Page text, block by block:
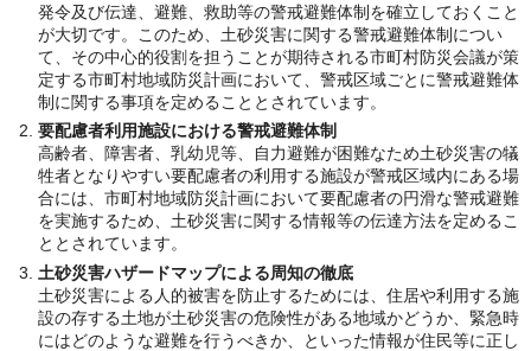
発令及び伝達、避難、救助等の警戒避難体制を確立しておくこと
が大切です。このため、土砂災害に関する警戒避難体制につい
て、その中心的役割を担うことが期待される市町村防災会議が策
定する市町村地域防災計画において、警戒区域ごとに警戒避難体
制に関する事項を定めることとされています。
要配慮者利用施設における警戒避難体制
高齢者、障害者、乳幼児等、自力避難が困難なため土砂災害の犠
牲者となりやすい要配慮者の利用する施設が警戒区域内にある場
合には、市町村地域防災計画において要配慮者の円滑な警戒避難
を実施するため、土砂災害に関する情報等の伝達方法を定めるこ
ととされています。
土砂災害ハザードマップによる周知の徹底
土砂災害による人的被害を防止するためには、住居や利用する施
設の存する土地が土砂災害の危険性がある地域かどうか、緊急時
にはどのような避難を行うべきか、といった情報が住民等に正し